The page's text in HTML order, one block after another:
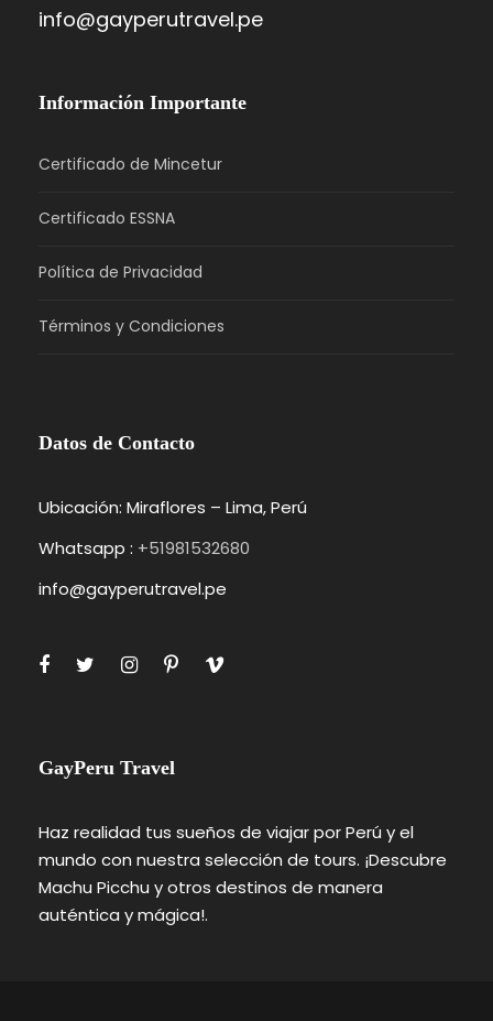
info@gayperutravel.pe
Información Importante
Certificado de Mincetur
Certificado ESSNA
Política de Privacidad
Términos y Condiciones
Datos de Contacto
Ubicación: Miraflores – Lima, Perú
Whatsapp : +51981532680
info@gayperutravel.pe
GayPeru Travel
Haz realidad tus sueños de viajar por Perú y el
mundo con nuestra selección de tours. ¡Descubre
Machu Picchu y otros destinos de manera
auténtica y mágica!.